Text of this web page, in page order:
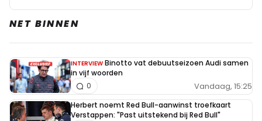
NET BINNEN
INTERVIEW Binotto vat debuutseizoen Audi samen
in vijf woorden
Vandaag, 15:25
0
Herbert noemt Red Bull-aanwinst troefkaart
Verstappen: "Past uitstekend bij Red Bull"